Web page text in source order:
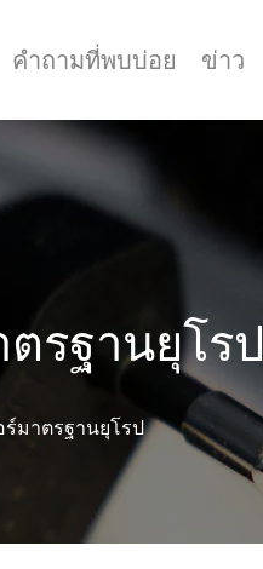
คำถามที่พบบ่อย ข่าว
รฐานยุโรป
มาตรฐานยุโรป